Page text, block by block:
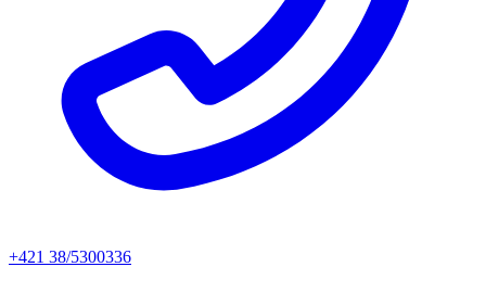
+421 38/5300336